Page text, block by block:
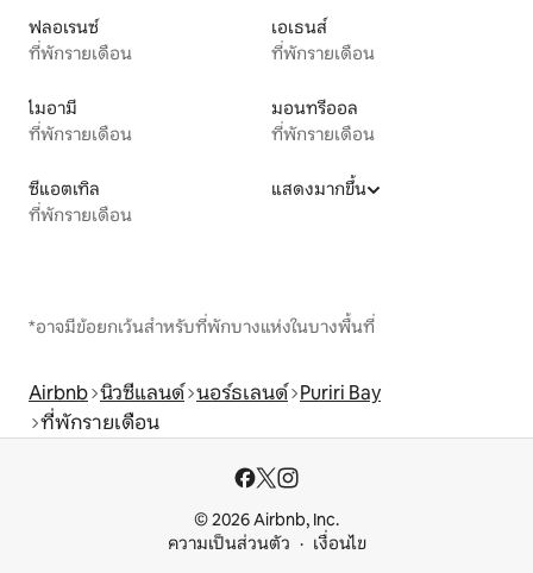
ฟลอเรนซ์
ที่พักรายเดือน
เอเธนส์
ที่พักรายเดือน
ไมอามี
ที่พักรายเดือน
มอนทรีออล
ที่พักรายเดือน
ซีแอตเทิล
ที่พักรายเดือน
แสดงมากขึ้น
*อาจมีข้อยกเว้นสำหรับที่พักบางแห่งในบางพื้นที่
Airbnb นิวซีแลนด์ นอร์ธเลนด์ Puriri Bay
ที่พักรายเดือน
© 2026 Airbnb, Inc.
ความเป็นส่วนตัว
เงื่อนไข